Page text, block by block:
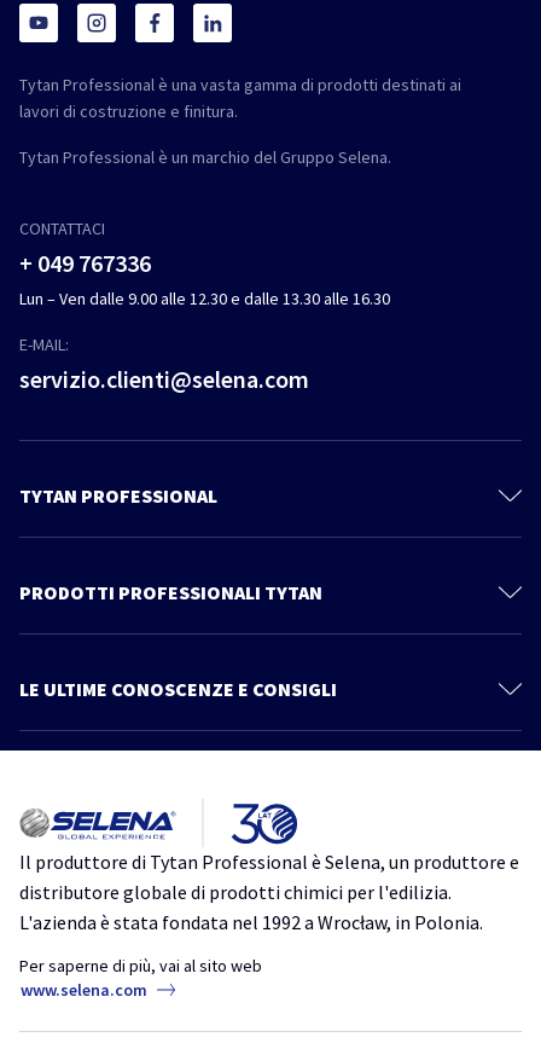
Tytan Professional è una vasta gamma di prodotti destinati ai
lavori di costruzione e finitura.
Tytan Professional è un marchio del Gruppo Selena.
CONTATTACI
+ 049 767336
Lun – Ven dalle 9.00 alle 12.30 e dalle 13.30 alle 16.30
E-MAIL:
servizio.clienti@selena.com
TYTAN PROFESSIONAL
Contattaci
Prodotti
PRODOTTI PROFESSIONALI TYTAN
Sistema Cartongesso
Impermeabilizzanti
Accessori
Ancoranti Chimici
Adesivi
Siliconi Neutri
LE ULTIME CONOSCENZE E CONSIGLI
Più articoli
di isolare
isolamento isolamento acustico isolamento termico
poliuretanica
TytanProfessional
Schiume Poliuretaniche per Tetti: Guida Completa alla Scelta e
coperture schiuma
Il produttore di Tytan Professional è Selena, un produttore e
distributore globale di prodotti chimici per l'edilizia.
L'azienda è stata fondata nel 1992 a Wrocław, in Polonia.
Per saperne di più, vai al sito web
www.selena.com